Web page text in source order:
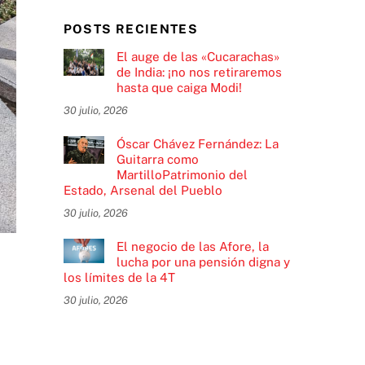
POSTS RECIENTES
El auge de las «Cucarachas»
de India: ¡no nos retiraremos
hasta que caiga Modi!
30 julio, 2026
Óscar Chávez Fernández: La
Guitarra como
MartilloPatrimonio del
Estado, Arsenal del Pueblo
30 julio, 2026
El negocio de las Afore, la
lucha por una pensión digna y
los límites de la 4T
30 julio, 2026